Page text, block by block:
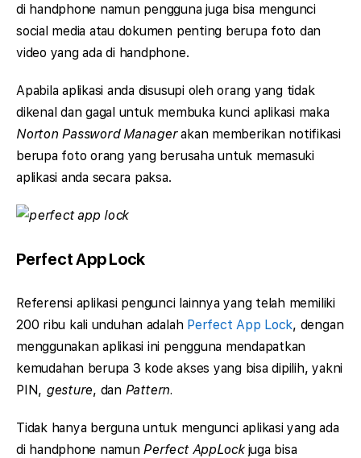
di handphone namun pengguna juga bisa mengunci
social media atau dokumen penting berupa foto dan
video yang ada di handphone.
Apabila aplikasi anda disusupi oleh orang yang tidak
dikenal dan gagal untuk membuka kunci aplikasi maka
Norton Password Managerakan memberikan notifikasi
berupa foto orang yang berusaha untuk memasuki
aplikasi anda secara paksa.
Perfect App Lock
Referensi aplikasi pengunci lainnya yang telah memiliki
200 ribu kali unduhan adalah Perfect App Lock, dengan
menggunakan aplikasi ini pengguna mendapatkan
kemudahan berupa 3 kode akses yang bisa dipilih, yakni
PIN, gesture, dan Pattern.
Tidak hanya berguna untuk mengunci aplikasi yang ada
di handphone namunPerfect AppLockjuga bisa